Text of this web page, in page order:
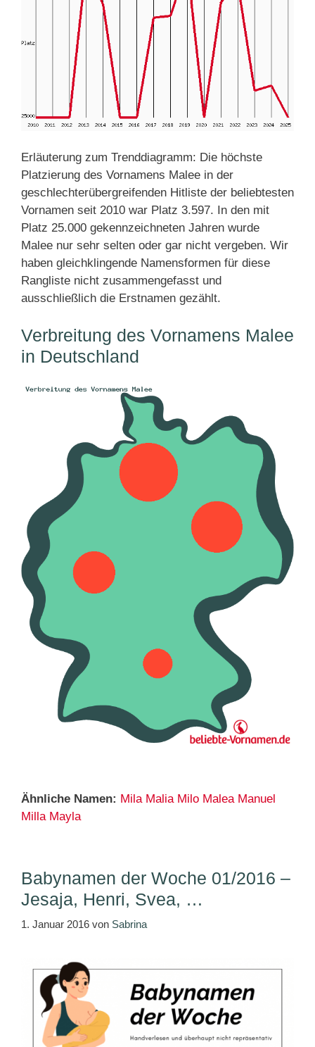
Erläuterung zum Trenddiagramm: Die höchste
Platzierung des Vornamens Malee in der
geschlechterübergreifenden Hitliste der beliebtesten
Vornamen seit 2010 war Platz 3.597. In den mit
Platz 25.000 gekennzeichneten Jahren wurde
Malee nur sehr selten oder gar nicht vergeben. Wir
haben gleichklingende Namensformen für diese
Rangliste nicht zusammengefasst und
ausschließlich die Erstnamen gezählt.
Verbreitung des Vornamens Malee
in Deutschland
Ähnliche Namen: Mila Malia Milo Malea Manuel
Milla Mayla
Babynamen der Woche 01/2016 –
Jesaja, Henri, Svea, …
1. Januar 2016 von Sabrina